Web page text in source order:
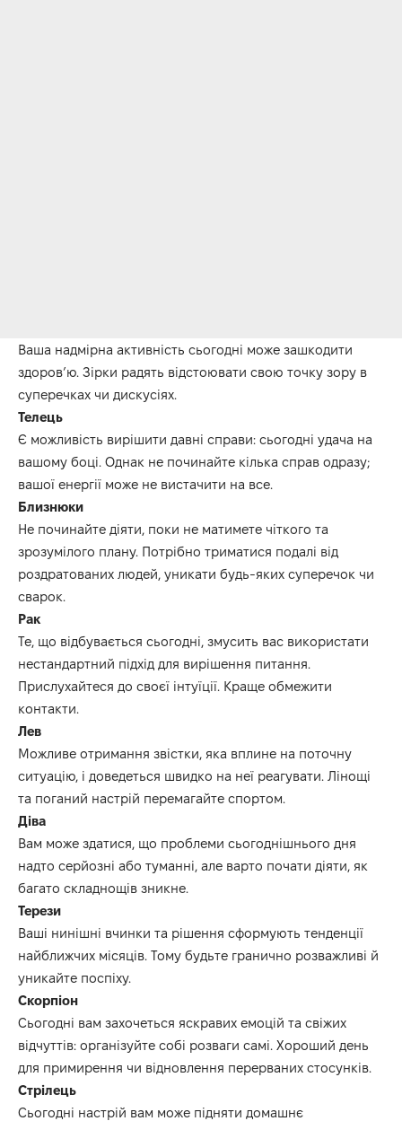
Ваша надмірна активність сьогодні може зашкодити
здоров’ю. Зірки радять відстоювати свою точку зору в
суперечках чи дискусіях.
Телець
Є можливість вирішити давні справи: сьогодні удача на
вашому боці. Однак не починайте кілька справ одразу;
вашої енергії може не вистачити на все.
Близнюки
Не починайте діяти, поки не матимете чіткого та
зрозумілого плану. Потрібно триматися подалі від
роздратованих людей, уникати будь-яких суперечок чи
сварок.
Рак
Те, що відбувається сьогодні, змусить вас використати
нестандартний підхід для вирішення питання.
Прислухайтеся до своєї інтуїції. Краще обмежити
контакти.
Лев
Можливе отримання звістки, яка вплине на поточну
ситуацію, і доведеться швидко на неї реагувати. Лінощі
та поганий настрій перемагайте спортом.
Діва
Вам може здатися, що проблеми сьогоднішнього дня
надто серйозні або туманні, але варто почати діяти, як
багато складнощів зникне.
Терези
Ваші нинішні вчинки та рішення сформують тенденції
найближчих місяців. Тому будьте гранично розважливі й
уникайте поспіху.
Скорпіон
Сьогодні вам захочеться яскравих емоцій та свіжих
відчуттів: організуйте собі розваги самі. Хороший день
для примирення чи відновлення перерваних стосунків.
Стрілець
Сьогодні настрій вам може підняти домашнє